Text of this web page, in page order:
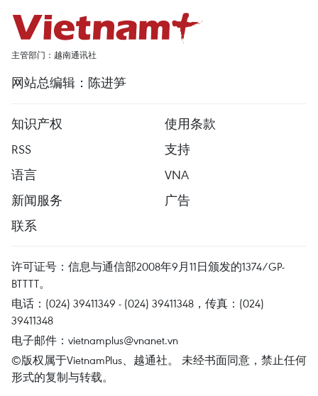
主管部门：越南通讯社
网站总编辑：陈进笋
知识产权
使用条款
RSS
支持
语言
VNA
新闻服务
广告
联系
许可证号：信息与通信部2008年9月11日颁发的1374/GP-
BTTTT。
电话：(024) 39411349 - (024) 39411348，传真：(024)
39411348
电子邮件： vietnamplus@vnanet.vn
©版权属于VietnamPlus、越通社。 未经书面同意，禁止任何
形式的复制与转载。